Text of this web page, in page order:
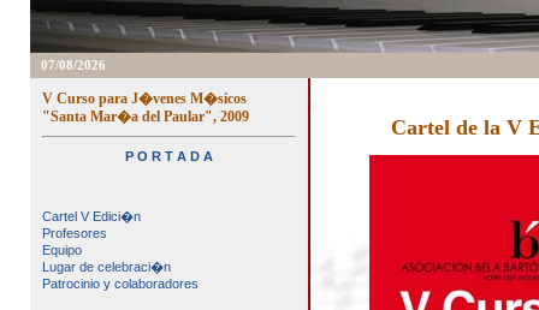
07/08/2026
V Curso para J�venes M�sicos
"Santa Mar�a del Paular", 2009
P O R T A D A
Cartel V Edici�n
Profesores
Equipo
Lugar de celebraci�n
Patrocinio y colaboradores
Cartel de la V